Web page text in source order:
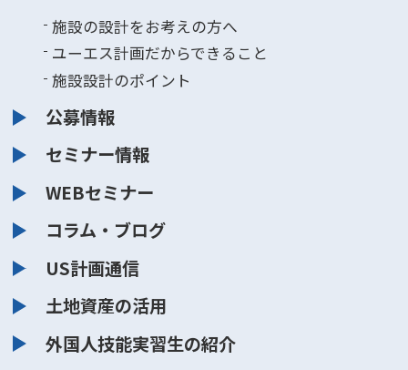
施設の設計をお考えの方へ
ユーエス計画だからできること
施設設計のポイント
公募情報
セミナー情報
WEBセミナー
コラム・ブログ
US計画通信
土地資産の活用
外国人技能実習生の紹介